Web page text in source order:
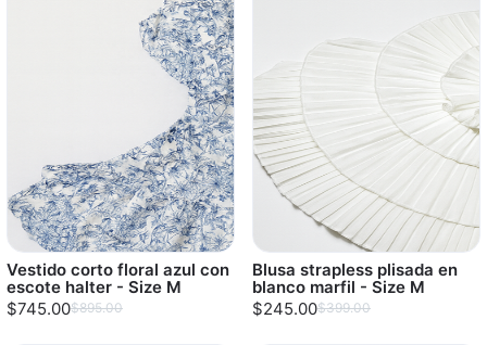
Vestido corto floral azul con
escote halter - Size M
$745.00$895.00
Blusa strapless plisada en
blanco marfil - Size M
$245.00$399.00